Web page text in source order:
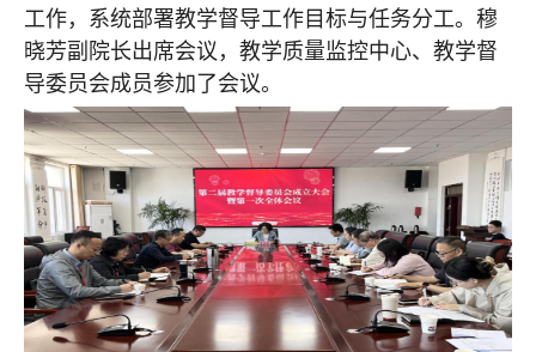
工作，系统部署教学督导工作目标与任务分工。穆
晓芳副院长出席会议，教学质量监控中心、教学督
导委员会成员参加了会议。